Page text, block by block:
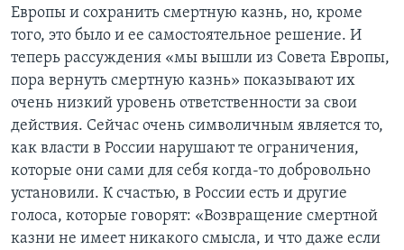
Европы и сохранить смертную казнь, но, кроме
того, это было и ее самостоятельное решение. И
теперь рассуждения «мы вышли из Совета Европы,
пора вернуть смертную казнь» показывают их
очень низкий уровень ответственности за свои
действия. Сейчас очень символичным является то,
как власти в России нарушают те ограничения,
которые они сами для себя когда-то добровольно
установили. К счастью, в России есть и другие
голоса, которые говорят: «Возвращение смертной
казни не имеет никакого смысла, и что даже если